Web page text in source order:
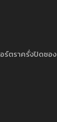
ร์ตราครั่งปิดซอง